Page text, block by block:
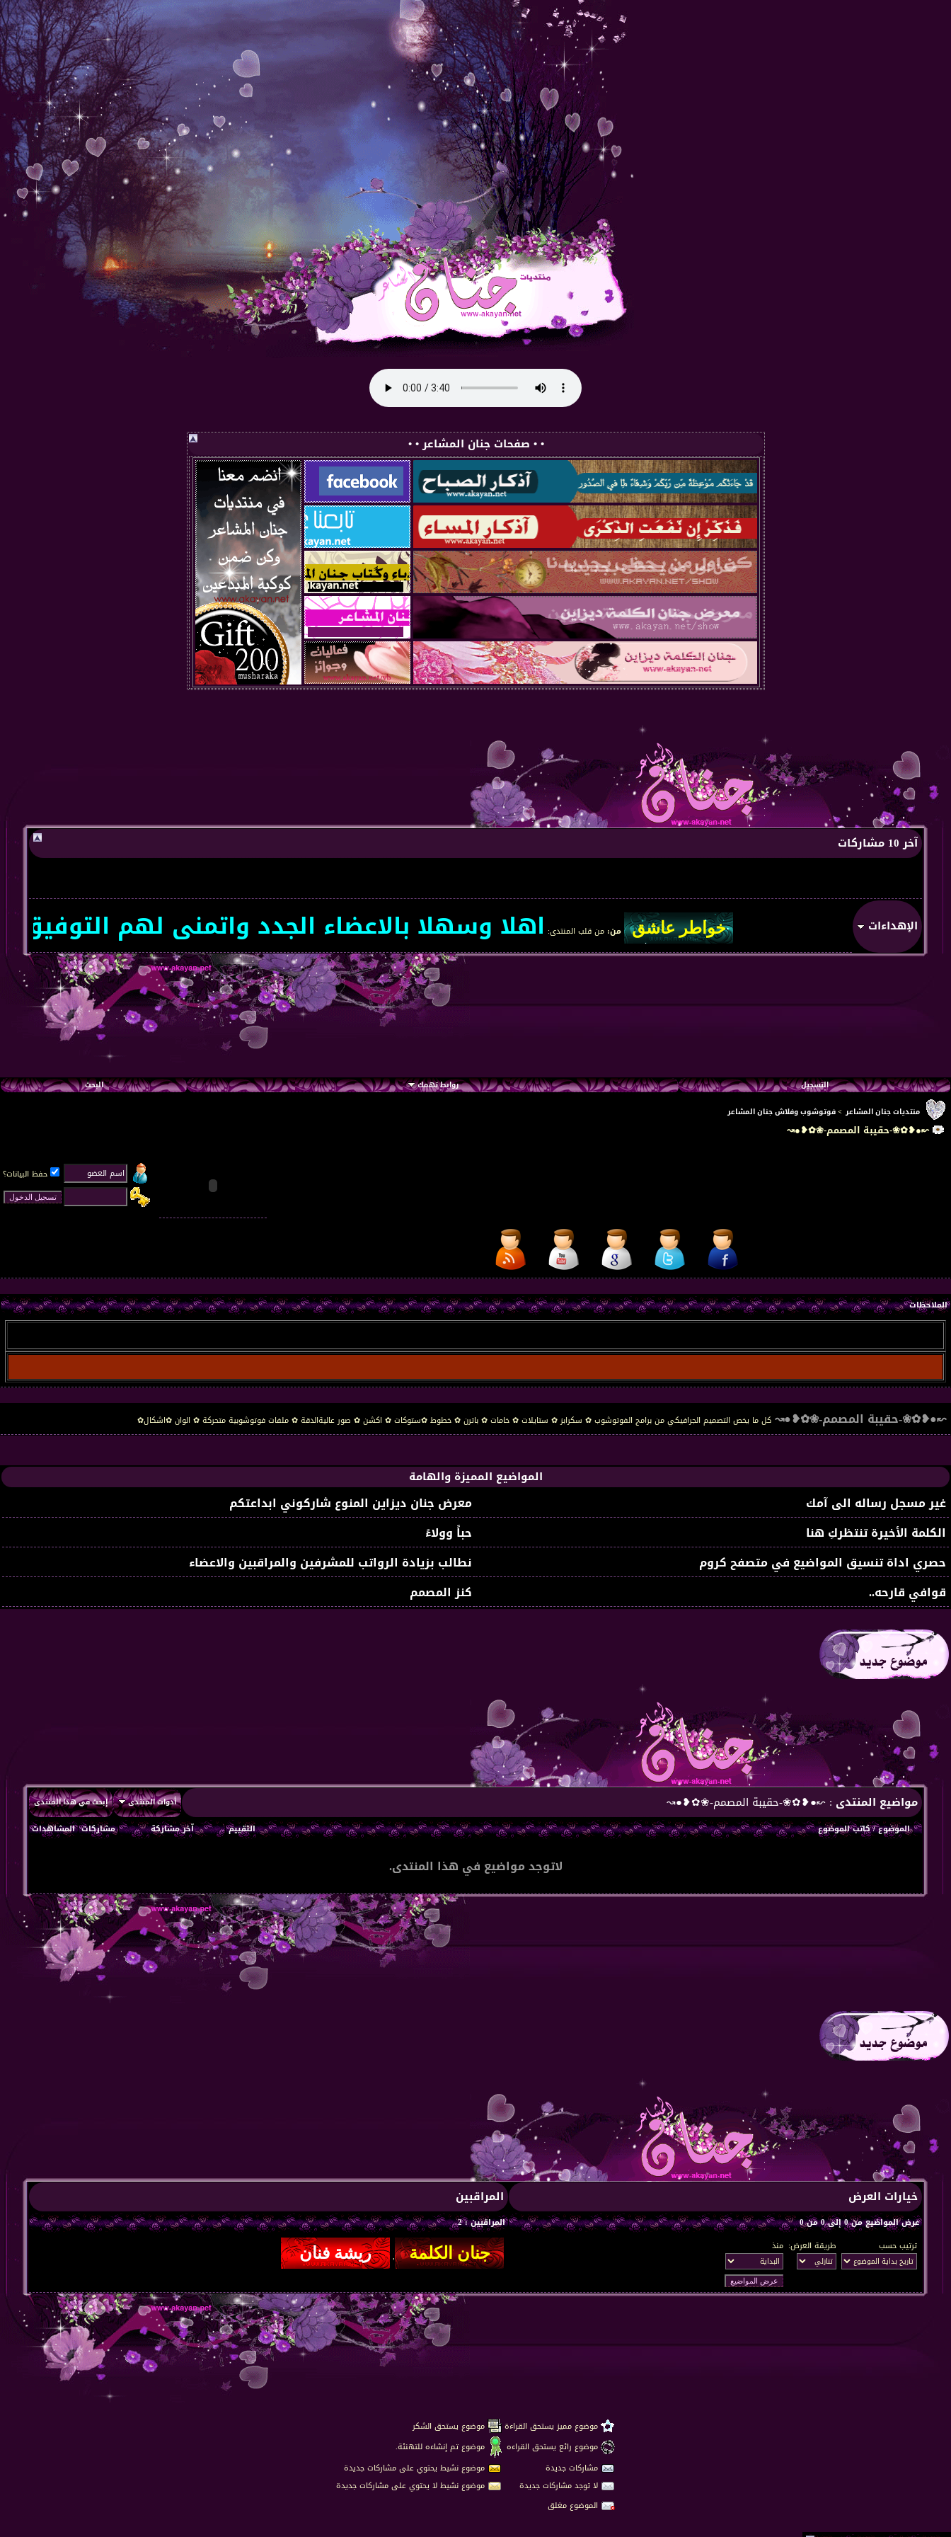
• • صفحات جنان المشاعر • •
آخر 10 مشاركات
الإهداءات من:من قلب المنتدى :اهلا وسهلا بالاعضاء الجدد واتمنى لهم التوفيق
التسجيل روابط تهمك
البحث
منتديات جنان المشاعر >فوتوشوب وفلاش جنان المشاعر
↜●❥✿❀-حقيبة المصمم-❀✿❥●↝
حفظ البيانات؟
الملاحظات
↜●❥✿❀-حقيبة المصمم-❀✿❥●↝ كل ما يخص التصميم الجرافيكي من برامج الفوتوشوب ✿ سكرابز ✿ ستايلات ✿ خامات ✿ باترن ✿ خطوط ✿ستوكات ✿ اكشن ✿ صور عاليةالدقة ✿ ملفات فوتوشوبية متحركة ✿ الوان ✿اشكال✿
المواضيع المميزة والهامة
غير مسجل رساله الى آمك
معرض جنان ديزاين المنوع شاركوني ابداعتكم
الكلمة الأخيرة تنتظركِ هنا
حباً وولاءً
حصري اداة تنسيق المواضيع في متصفح كروم
نطالب بزيادة الرواتب للمشرفين والمراقبين والاعضاء
قوافي قارحه..
كنز المصمم
مواضيع المنتدى : ↜●❥✿❀-حقيبة المصمم-❀✿❥●↝ أدوات المنتدى إبحث في هذا المنتدى
التقييم الموضوع/كاتب الموضوع آخر مشاركة مشاركات المشاهدات
لاتوجد مواضيع في هذا المنتدى.
خيارات العرض المراقبين
عرض المواضيع من 0 إلى 0 من 0
المراقبين : 2
ترتيب حسب
طريقة العرض: منذ
,
موضوع مميز يستحق القراءة
موضوع يستحق الشكر
موضوع رائع يستحق القراءه
موضوع تم إنشاءه للتهنئة.
مشاركات جديدة
موضوع نشيط يحتوي على مشاركات جديدة
لا توجد مشاركات جديدة
موضوع نشيط لا يحتوي على مشاركات جديدة
الموضوع مغلق